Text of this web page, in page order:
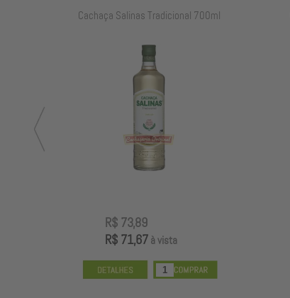
Cachaça Salinas Tradicional 700ml
R$ 73,89
R$ 71,67à vista